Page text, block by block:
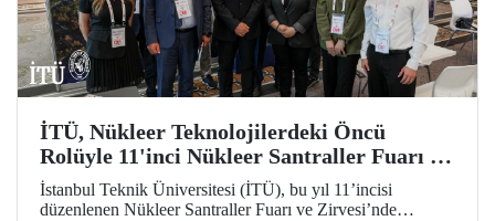
İTÜ, Nükleer Teknolojilerdeki Öncü
Rolüyle 11'inci Nükleer Santraller Fuarı ve
Zirvesi’ndeydi
İstanbul Teknik Üniversitesi (İTÜ), bu yıl 11’incisi
düzenlenen Nükleer Santraller Fuarı ve Zirvesi’nde